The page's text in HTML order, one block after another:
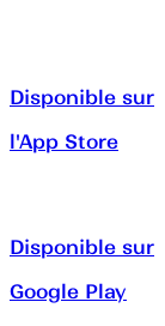
Disponible sur
l'App Store
Disponible sur
Google Play